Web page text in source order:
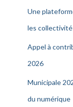
Une
les
Appel à
2026
Municipale
du numérique